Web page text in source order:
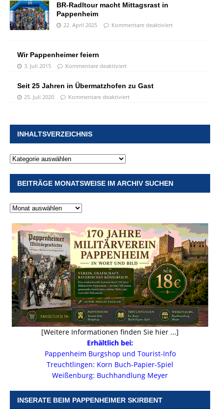
BR-Radltour macht Mittagsrast in
Pappenheim
22. April 2025 Kommentare deaktiviert
Wir Pappenheimer feiern
3. Juli 2015 Kommentare deaktiviert
Seit 25 Jahren in Übermatzhofen zu Gast
25. Juli 2020 Kommentare deaktiviert
INHALTSVERZEICHNIS
BEITRÄGE MONATSWEISE IM ARCHIV SUCHEN
[Weitere Informationen finden Sie hier ...]
Erhältlich bei:
Pappenheim Burgshop und Tourist-Info
Treuchtlingen: Korn Buch-Papier-Spiel
Weißenburg: Buchhandlung Meyer
INSERATE BEIM PAPPENHEIMER SKIRBENT